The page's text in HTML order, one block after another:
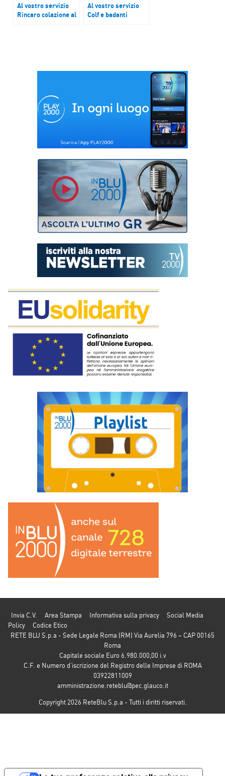
Al vostro servizio
Rincaro colazione al
Al vostro servizio
Colf e badanti
Invia C.V. Area Stampa Informativa sulla privacy
Social Media
Policy
Codice Etico
RETE BLU S.p.a - Sede Legale Roma (RM) Via Aurelia 796 – CAP 00165
Roma
Capitale sociale Euro 6.980.000,00 i.v
C.F. e Numero d’iscrizione del Registro delle Imprese di ROMA
03922811009
amministrazione.reteblu@pec.glauco.it
Copyright 2026 ReteBlu S.p.a - Tutti i diritti riservati.